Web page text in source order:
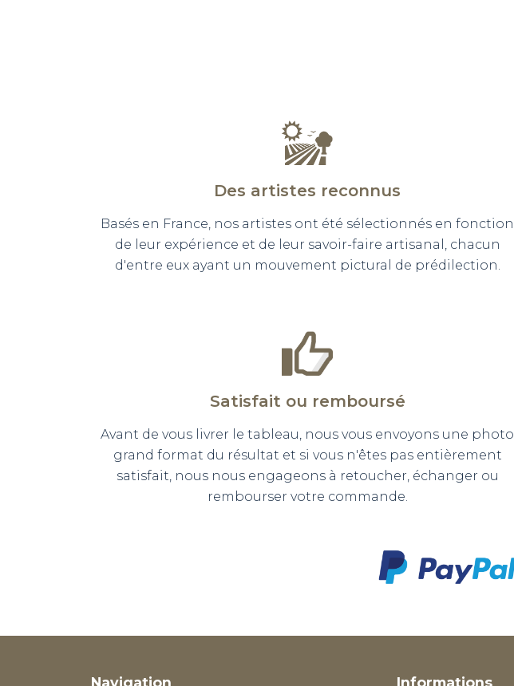
Des artistes reconnus
Basés en France, nos artistes ont été sélectionnés en fonction
de leur expérience et de leur savoir-faire artisanal, chacun
d'entre eux ayant un mouvement pictural de prédilection.
Satisfait ou remboursé
Avant de vous livrer le tableau, nous vous envoyons une photo
grand format du résultat et si vous n'êtes pas entièrement
satisfait, nous nous engageons à retoucher, échanger ou
rembourser votre commande.